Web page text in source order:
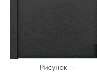
Рисунок: —